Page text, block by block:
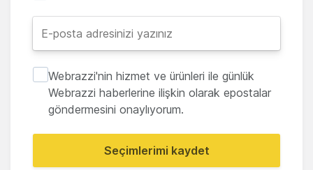
Webrazzi'nin hizmet ve ürünleri ile günlük
Webrazzi haberlerine ilişkin olarak epostalar
göndermesini onaylıyorum.
Seçimlerimi kaydet